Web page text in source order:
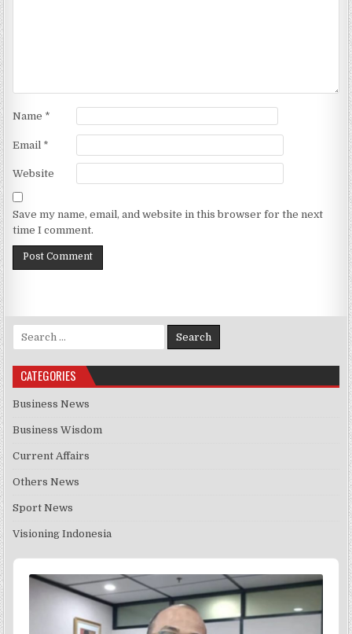
Name *
Email *
Website
Save my name, email, and website in this browser for the next
time I comment.
Search for:
CATEGORIES
Business News
Business Wisdom
Current Affairs
Others News
Sport News
Visioning Indonesia
Audio
Player